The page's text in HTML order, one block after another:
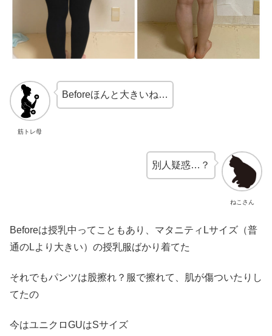
筋トレ母
Beforeほんと大きいね…
ねこさん
別人疑惑…？
Beforeは授乳中ってこともあり、マタニティLサイズ（普
通のLより大きい）の授乳服ばかり着てた
それでもパンツは股擦れ？服で擦れて、肌が傷ついたりし
てたの
今はユニクロGUはSサイズ